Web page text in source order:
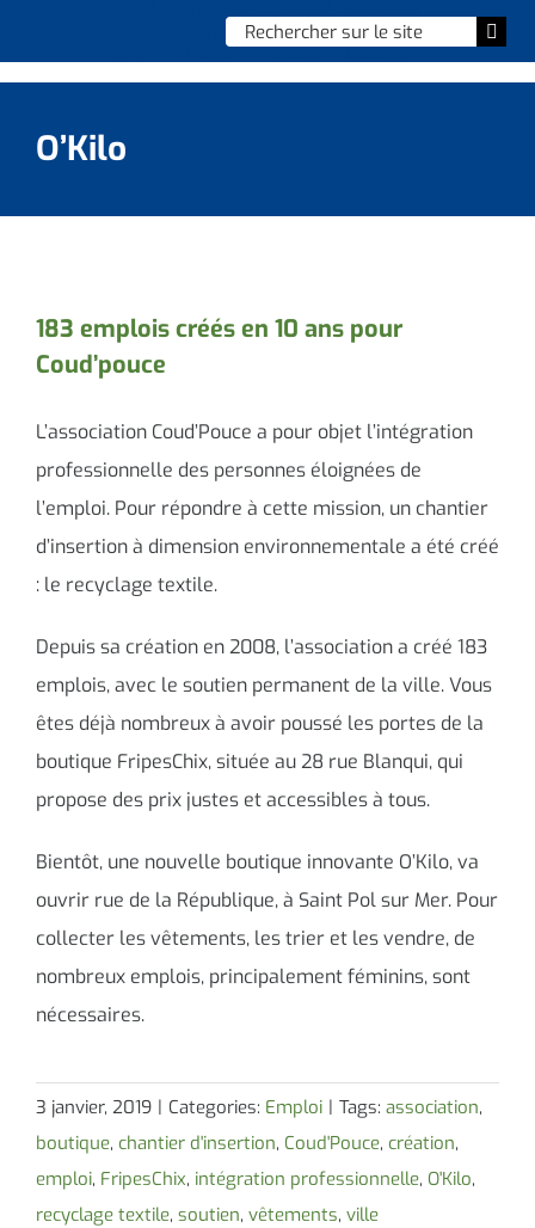
Chercher
:
Vie municipale
Culture et loisirs
Social & solidarité
Contacter le maire
O’Kilo
183 emplois créés en 10 ans pour
Coud’pouce
L’association Coud’Pouce a pour objet l’intégration
professionnelle des personnes éloignées de
l’emploi. Pour répondre à cette mission, un chantier
d’insertion à dimension environnementale a été créé
: le recyclage textile.
Depuis sa création en 2008, l’association a créé 183
emplois, avec le soutien permanent de la ville. Vous
êtes déjà nombreux à avoir poussé les portes de la
boutique FripesChix, située au 28 rue Blanqui, qui
propose des prix justes et accessibles à tous.
Bientôt, une nouvelle boutique innovante O’Kilo, va
ouvrir rue de la République, à Saint Pol sur Mer. Pour
collecter les vêtements, les trier et les vendre, de
nombreux emplois, principalement féminins, sont
nécessaires.
3 janvier, 2019 | Categories: Emploi | Tags: association,
boutique, chantier d'insertion, Coud'Pouce, création,
emploi, FripesChix, intégration professionnelle, O'Kilo,
recyclage textile, soutien, vêtements, ville